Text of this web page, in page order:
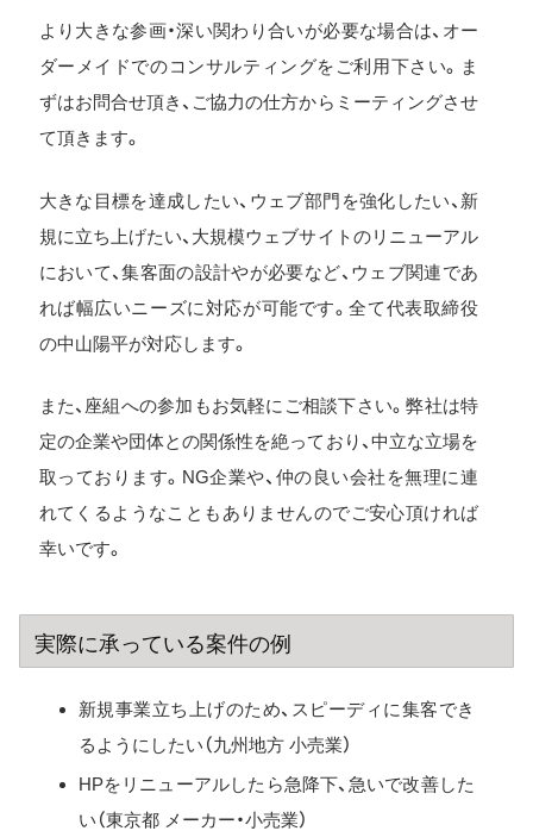
より大きな参画・深い関わり合いが必要な場合は、オー
ダーメイドでのコンサルティングをご利用下さい。ま
ずはお問合せ頂き、ご協力の仕方からミーティングさせ
て頂きます。
大きな目標を達成したい、ウェブ部門を強化したい、新
規に立ち上げたい、大規模ウェブサイトのリニューアル
において、集客面の設計やが必要など、ウェブ関連であ
れば幅広いニーズに対応が可能です。全て代表取締役
の中山陽平が対応します。
また、座組への参加もお気軽にご相談下さい。弊社は特
定の企業や団体との関係性を絶っており、中立な立場を
取っております。NG企業や、仲の良い会社を無理に連
れてくるようなこともありませんのでご安心頂ければ
幸いです。
実際に承っている案件の例
新規事業立ち上げのため、スピーディに集客でき
るようにしたい（九州地方 小売業）
HPをリニューアルしたら急降下、急いで改善した
い（東京都 メーカー・小売業）